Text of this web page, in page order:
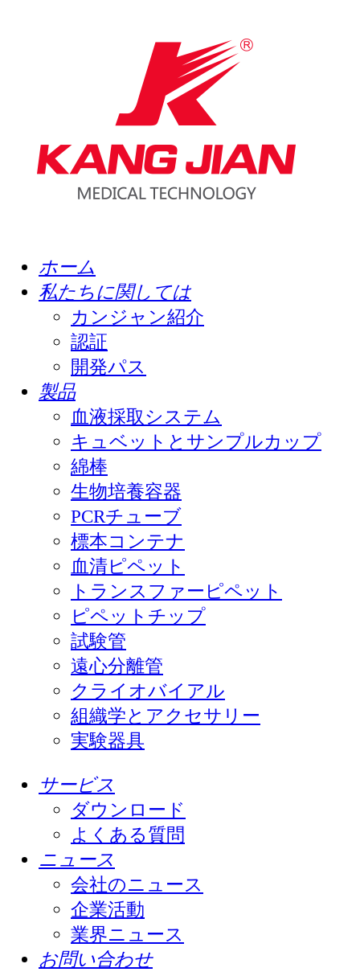
ホーム
私たちに関しては
カンジャン紹介
認証
開発パス
製品
血液採取システム
キュベットとサンプルカップ
綿棒
生物培養容器
PCRチューブ
標本コンテナ
血清ピペット
トランスファーピペット
ピペットチップ
試験管
遠心分離管
クライオバイアル
組織学とアクセサリー
実験器具
サービス
ダウンロード
よくある質問
ニュース
会社のニュース
企業活動
業界ニュース
お問い合わせ